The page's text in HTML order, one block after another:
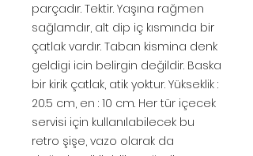
parçadır. Tektir. Yaşına rağmen
sağlamdır, alt dip iç kısmında bir
çatlak vardır. Taban kismina denk
geldigi icin belirgin değildir. Baska
bir kirik çatlak, atik yoktur. Yükseklik :
20.5 cm, en : 10 cm. Her tür içecek
servisi için kullanılabilecek bu
retro şişe, vazo olarak da